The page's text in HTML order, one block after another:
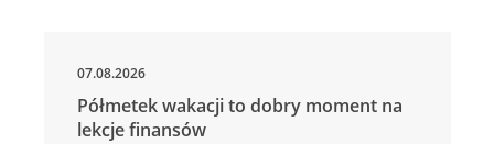
07.08.2026
Półmetek wakacji to dobry moment na
lekcje finansów